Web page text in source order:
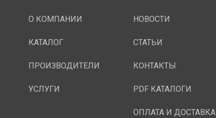
О КОМПАНИИ
КАТАЛОГ
ПРОИЗВОДИТЕЛИ
УСЛУГИ
НОВОСТИ
СТАТЬИ
КОНТАКТЫ
PDF КАТАЛОГИ
ОПЛАТА И ДОСТАВКА